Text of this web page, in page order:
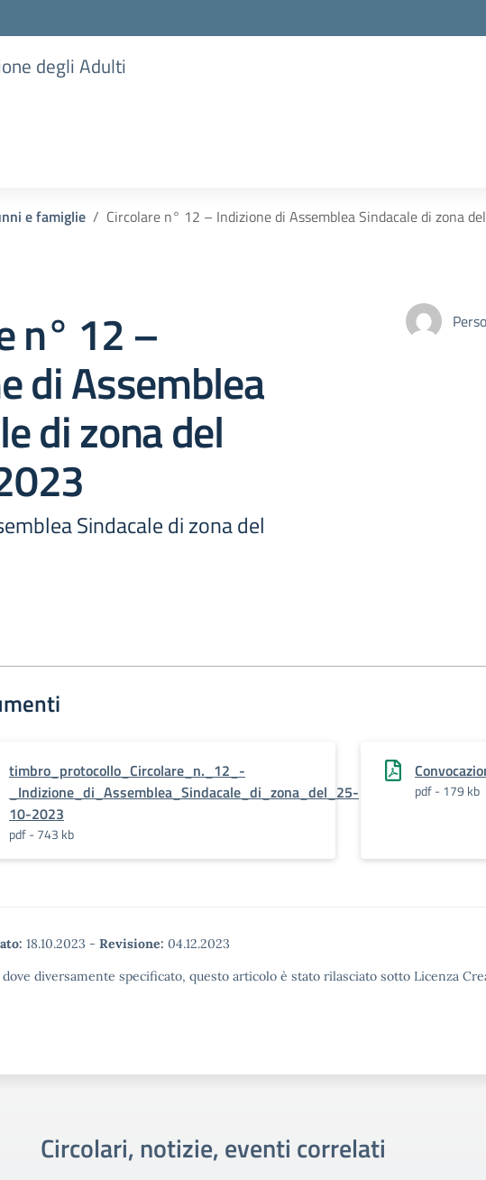
degli Adulti
e famiglie Circolare n° 12 – Indizione di Assemblea Sindacale di zona
n° 12 –
di Assemblea
di zona del
Sindacale di zona del
timbro_protocollo_Circolare_n._12_-
_Indizione_di_Assemblea_Sindacale_di_zona_del_25-
10-2023
pdf - 743 kb
pdf - 179 kb
18.10.2023 - Revisione: 04.12.2023
diversamente specificato, questo articolo è stato rilasciato sotto Licenza
Circolari, notizie, eventi correlati